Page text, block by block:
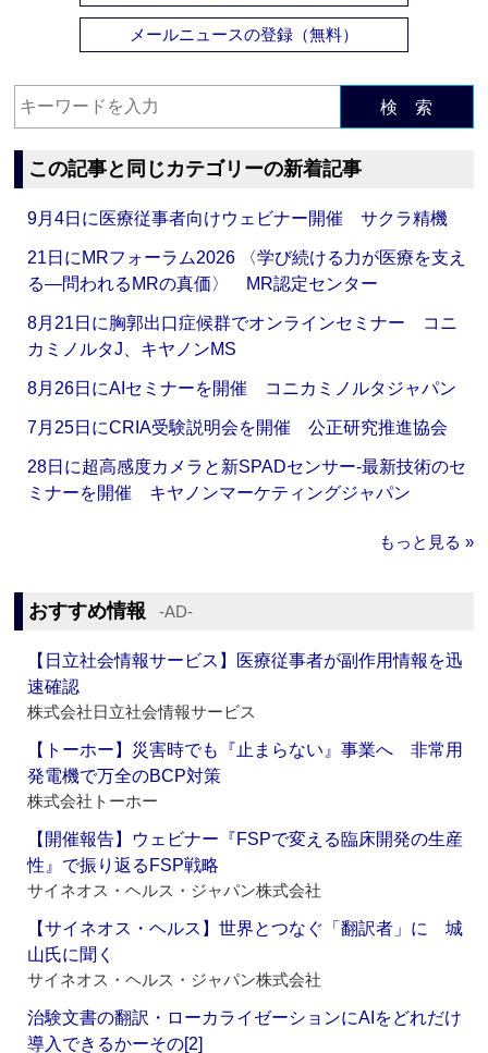
メールニュースの登録（無料）
検 索
この記事と同じカテゴリーの新着記事
9月4日に医療従事者向けウェビナー開催 サクラ精機
21日にMRフォーラム2026 〈学び続ける力が医療を支え
る―問われるMRの真価〉 MR認定センター
8月21日に胸郭出口症候群でオンラインセミナー コニ
カミノルタJ、キヤノンMS
8月26日にAIセミナーを開催 コニカミノルタジャパン
7月25日にCRIA受験説明会を開催 公正研究推進協会
28日に超高感度カメラと新SPADセンサー‐最新技術のセ
ミナーを開催 キヤノンマーケティングジャパン
もっと見る »
おすすめ情報 ‐AD‐
【日立社会情報サービス】医療従事者が副作用情報を迅
速確認
株式会社日立社会情報サービス
【トーホー】災害時でも『止まらない』事業へ 非常用
発電機で万全のBCP対策
株式会社トーホー
【開催報告】ウェビナー『FSPで変える臨床開発の生産
性』で振り返るFSP戦略
サイネオス・ヘルス・ジャパン株式会社
【サイネオス・ヘルス】世界とつなぐ「翻訳者」に 城
山氏に聞く
サイネオス・ヘルス・ジャパン株式会社
治験文書の翻訳・ローカライゼーションにAIをどれだけ
導入できるかーその[2]